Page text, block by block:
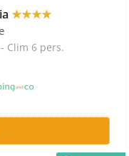
★★★★
Clim 6 pers.